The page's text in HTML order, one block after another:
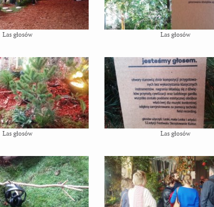
Las głosów Las głosów
Las głosów Las głosów